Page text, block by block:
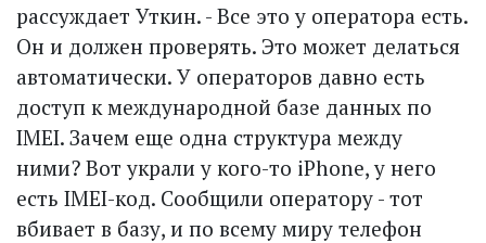
рассуждает Уткин. - Все это у оператора есть.
Он и должен проверять. Это может делаться
автоматически. У операторов давно есть
доступ к международной базе данных по
IMEI. Зачем еще одна структура между
ними? Вот украли у кого-то iPhone, у него
есть IMEI-код. Сообщили оператору - тот
вбивает в базу, и по всему миру телефон